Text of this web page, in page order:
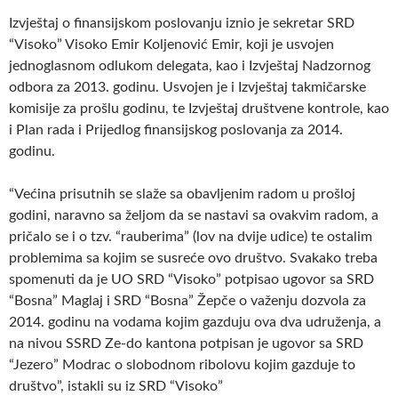
Izvještaj o finansijskom poslovanju iznio je sekretar SRD
“Visoko” Visoko Emir Koljenović Emir, koji je usvojen
jednoglasnom odlukom delegata, kao i Izvještaj Nadzornog
odbora za 2013. godinu. Usvojen je i Izvještaj takmičarske
komisije za prošlu godinu, te Izvještaj društvene kontrole, kao
i Plan rada i Prijedlog finansijskog poslovanja za 2014.
godinu.
“Većina prisutnih se slaže sa obavljenim radom u prošloj
godini, naravno sa željom da se nastavi sa ovakvim radom, a
pričalo se i o tzv. “rauberima” (lov na dvije udice) te ostalim
problemima sa kojim se susreće ovo društvo. Svakako treba
spomenuti da je UO SRD “Visoko” potpisao ugovor sa SRD
“Bosna” Maglaj i SRD “Bosna” Žepče o važenju dozvola za
2014. godinu na vodama kojim gazduju ova dva udruženja, a
na nivou SSRD Ze-do kantona potpisan je ugovor sa SRD
“Jezero” Modrac o slobodnom ribolovu kojim gazduje to
društvo”, istakli su iz SRD “Visoko”